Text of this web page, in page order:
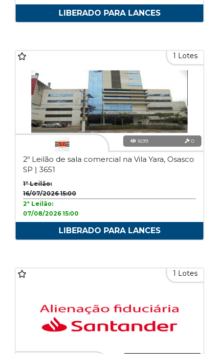
LIBERADO PARA LANCES
1 Lotes
1699 0
2º Leilão de sala comercial na Vila Yara, Osasco
SP | 3651
1º Leilão:
16/07/2026 15:00
2º Leilão:
07/08/2026 15:00
LIBERADO PARA LANCES
1 Lotes